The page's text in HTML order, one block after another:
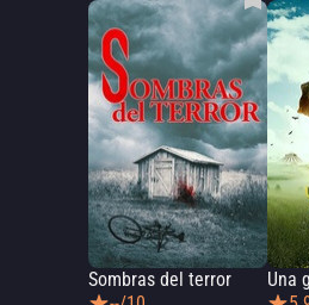
Sombras del terror
Una